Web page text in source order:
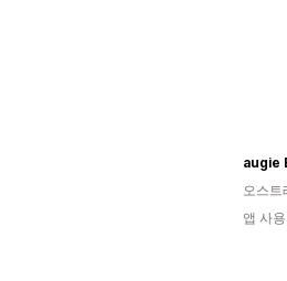
augie
오스트
앱 사